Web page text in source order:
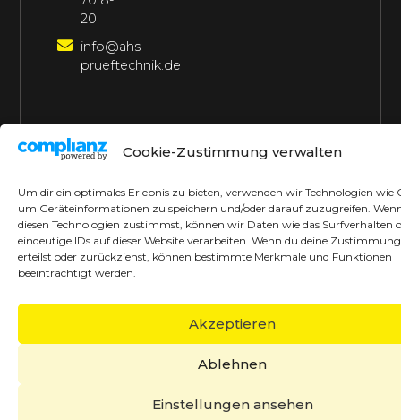
Cookie-Zustimmung verwalten
Um dir ein optimales Erlebnis zu bieten, verwenden wir Technologien wie
um Geräteinformationen zu speichern und/oder darauf zuzugreifen.
diesen Technologien zustimmst, können wir Daten wie das Surfverhalten
eindeutige IDs auf dieser Website verarbeiten. Wenn du deine
erteilst oder zurückziehst, können bestimmte Merkmale und Funktionen
beeinträchtigt werden.
Akzeptieren
Ablehnen
Einstellungen ansehen
20
info@ahs-
prueftechnik.de
©2026 AHS PrüftechnikAlle Rechte vorbehalten